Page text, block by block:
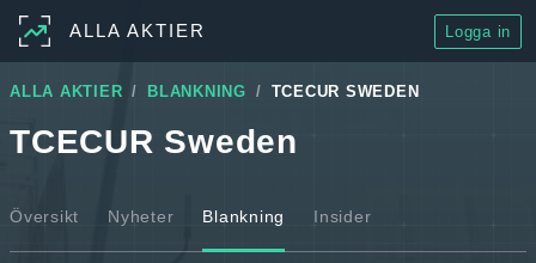
ALLA AKTIER Logga in
ALLA AKTIER BLANKNING TCECUR SWEDEN
TCECUR Sweden
Översikt Nyheter Blankning Insider